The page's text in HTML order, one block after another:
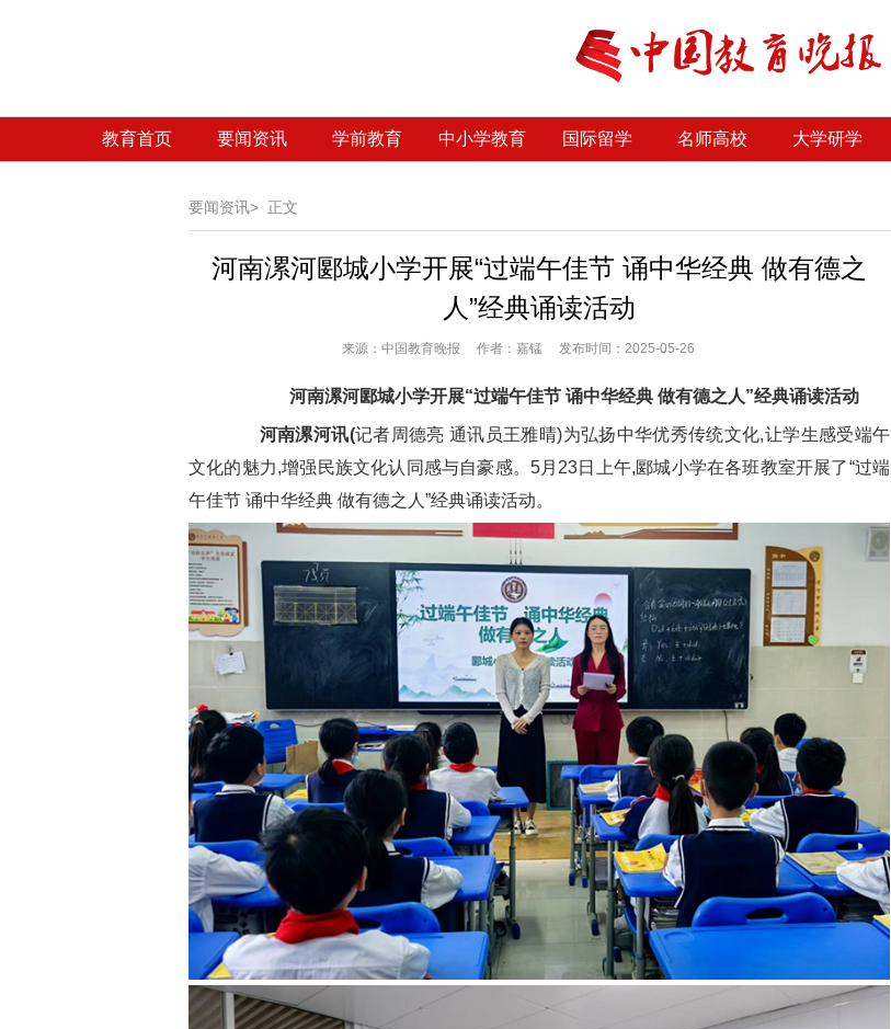
教育首页 要闻资讯 学前教育 中小学教育 国际留学 名师高校 大学研学
要闻资讯> 正文
河南漯河郾城小学开展“过端午佳节 诵中华经典 做有德之
人”经典诵读活动
来源： 中国教育晚报 作者：嘉锰 发布时间：2025-05-26
河南漯河郾城小学开展“过端午佳节 诵中华经典 做有德之人”经典诵读活动
河南漯河讯(记者周德亮 通讯员王雅晴)为弘扬中华优秀传统文化,让学生感受端午
文化的魅力,增强民族文化认同感与自豪感。5月23日上午,郾城小学在各班教室开展了“过端
午佳节 诵中华经典 做有德之人”经典诵读活动。